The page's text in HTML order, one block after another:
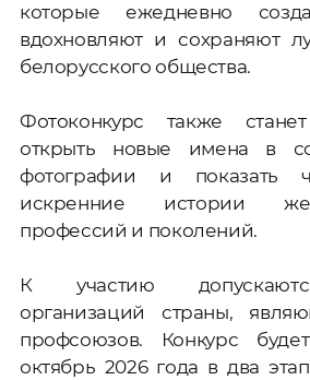
которые ежедневно
вдохновляют и сохраняют
белорусского общества.
Фотоконкурс также
открыть новые имена в
фотографии и показать
искренние истории
профессий и поколений.
К участию
организаций страны,
профсоюзов. Конкурс
октябрь 2026 года в два